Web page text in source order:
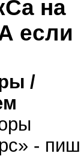
на
если
/
-